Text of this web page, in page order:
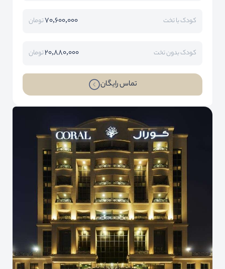
کودک با تخت 70,600,000تومان
کودک بدون تخت 20,880,000تومان
تماس رایگان